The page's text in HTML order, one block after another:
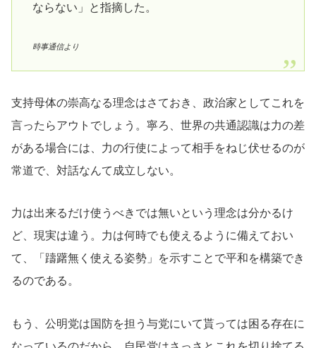
ならない」と指摘した。
時事通信より
支持母体の崇高なる理念はさておき、政治家としてこれを
言ったらアウトでしょう。寧ろ、世界の共通認識は力の差
がある場合には、力の行使によって相手をねじ伏せるのが
常道で、対話なんて成立しない。
力は出来るだけ使うべきでは無いという理念は分かるけ
ど、現実は違う。力は何時でも使えるように備えておい
て、「躊躇無く使える姿勢」を示すことで平和を構築でき
るのである。
もう、公明党は国防を担う与党にいて貰っては困る存在に